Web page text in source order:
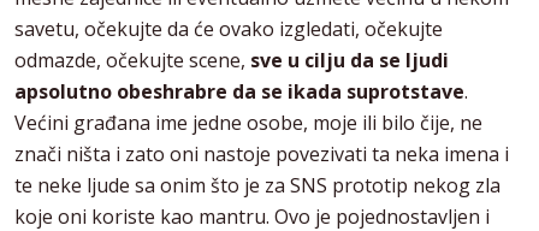
savetu, očekujte da će ovako izgledati, očekujte
odmazde, očekujte scene, sve u cilju da se ljudi
apsolutno obeshrabre da se ikada suprotstave.
Većini građana ime jedne osobe, moje ili bilo čije, ne
znači ništa i zato oni nastoje povezivati ta neka imena i
te neke ljude sa onim što je za SNS prototip nekog zla
koje oni koriste kao mantru. Ovo je pojednostavljen i